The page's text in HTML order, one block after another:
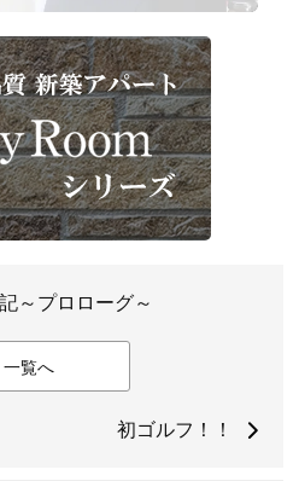
～プロローグ～
一覧へ
初ゴルフ！！